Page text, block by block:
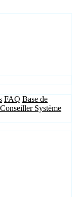
FAQ Base de
Conseiller Système